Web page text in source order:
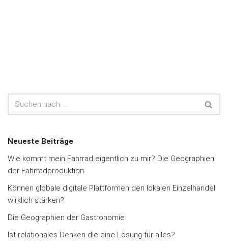
Neueste Beiträge
Wie kommt mein Fahrrad eigentlich zu mir? Die Geographien
der Fahrradproduktion
Können globale digitale Plattformen den lokalen Einzelhandel
wirklich stärken?
Die Geographien der Gastronomie
Ist relationales Denken die eine Lösung für alles?